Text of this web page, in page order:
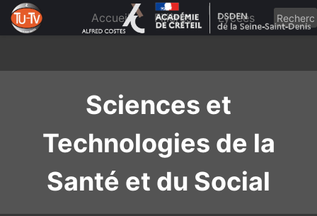
content
Accueil Filières Lycées
Sciences et
Technologies de la
Santé et du Social